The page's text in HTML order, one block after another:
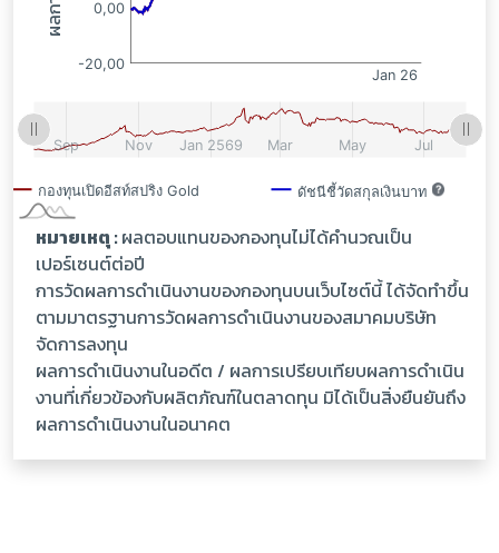
หมายเหตุ :ผลตอบแทนของกองทุนไม่ได้คำนวณเป็น
เปอร์เซนต์ต่อปี
การวัดผลการดำเนินงานของกองทุนบนเว็บไซต์นี้ ได้จัดทำขึ้น
ตามมาตรฐานการวัดผลการดำเนินงานของสมาคมบริษัท
จัดการลงทุน
ผลการดำเนินงานในอดีต / ผลการเปรียบเทียบผลการดำเนิน
งานที่เกี่ยวข้องกับผลิตภัณฑ์ในตลาดทุน มิได้เป็นสิ่งยืนยันถึง
ผลการดำเนินงานในอนาคต